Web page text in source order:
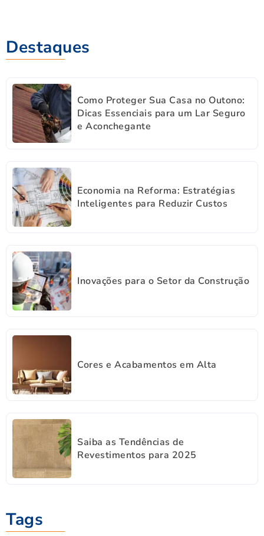
Destaques
Como Proteger Sua Casa no Outono:
Dicas Essenciais para um Lar Seguro
e Aconchegante
Economia na Reforma: Estratégias
Inteligentes para Reduzir Custos
Inovações para o Setor da Construção
Cores e Acabamentos em Alta
Saiba as Tendências de
Revestimentos para 2025
Tags